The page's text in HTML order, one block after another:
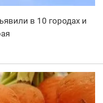
в 10 городах и